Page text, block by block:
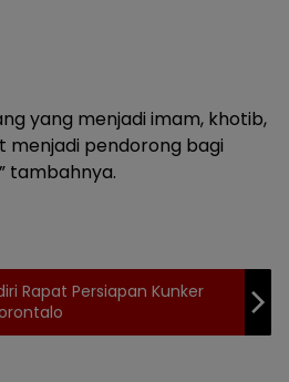
yang menjadi imam, khotib,
menjadi pendorong bagi
tambahnya.
Rapat Persiapan Kunker